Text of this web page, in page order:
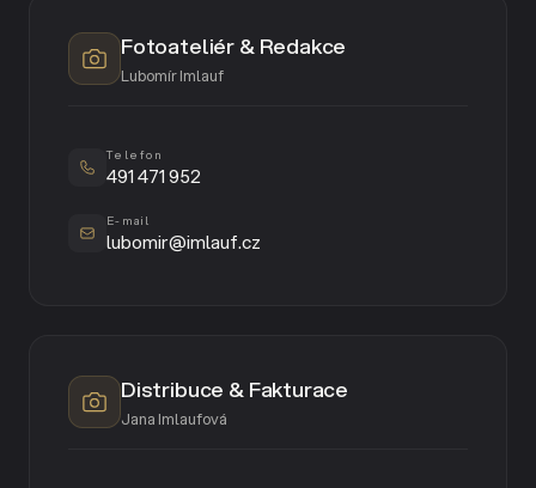
Fotoateliér & Redakce
Lubomír Imlauf
Telefon
491 471 952
E-mail
lubomir@imlauf.cz
Distribuce & Fakturace
Jana Imlaufová